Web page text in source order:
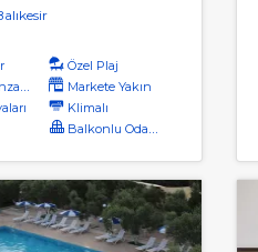
Özel Plaj
Markete Yakın
Klimalı
Balkonlu Odalar